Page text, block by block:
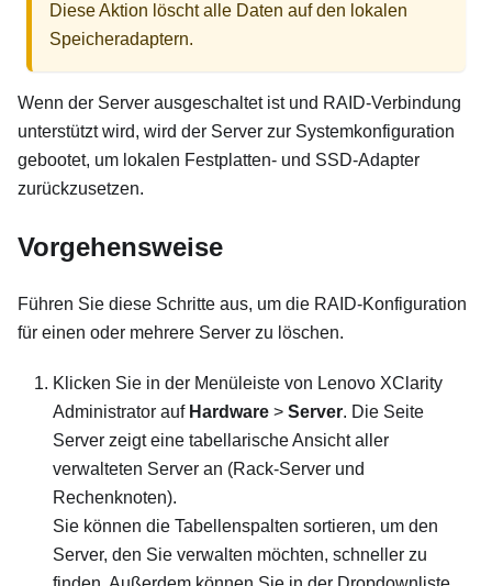
Diese Aktion löscht alle Daten auf den lokalen
Speicheradaptern.
Wenn der Server ausgeschaltet ist und RAID-Verbindung
unterstützt wird, wird der Server zur Systemkonfiguration
gebootet, um lokalen Festplatten‑ und SSD-Adapter
zurückzusetzen.
Vorgehensweise
Führen Sie diese Schritte aus, um die RAID-Konfiguration
für einen oder mehrere Server zu löschen.
Klicken Sie in der Menüleiste von Lenovo XClarity
Administrator auf Hardware > Server. Die Seite
Server zeigt eine tabellarische Ansicht aller
verwalteten Server an (Rack-Server und
Rechenknoten).
Sie können die Tabellenspalten sortieren, um den
Server, den Sie verwalten möchten, schneller zu